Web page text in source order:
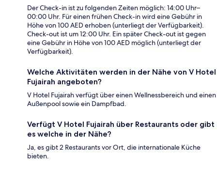
Der Check-in ist zu folgenden Zeiten möglich: 14:00 Uhr–
00:00 Uhr. Für einen frühen Check-in wird eine Gebühr in
Höhe von 100 AED erhoben (unterliegt der Verfügbarkeit).
Check-out ist um 12:00 Uhr. Ein später Check-out ist gegen
eine Gebühr in Höhe von 100 AED möglich (unterliegt der
Verfügbarkeit).
Welche Aktivitäten werden in der Nähe von V Hotel
Fujairah angeboten?
V Hotel Fujairah verfügt über einen Wellnessbereich und einen
Außenpool sowie ein Dampfbad.
Verfügt V Hotel Fujairah über Restaurants oder gibt
es welche in der Nähe?
Ja, es gibt 2 Restaurants vor Ort, die internationale Küche
bieten.